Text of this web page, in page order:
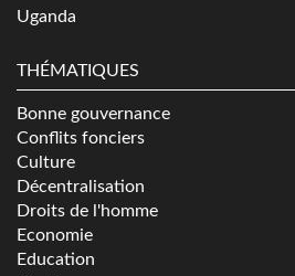
Uganda
THÉMATIQUES
Bonne gouvernance
Conflits fonciers
Culture
Décentralisation
Droits de l'homme
Economie
Education